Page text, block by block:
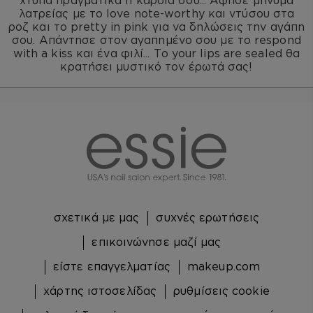
λατρείας με το love note-worthyκαι ντύσου στα
ροζ και το pretty in pink για να δηλώσεις την αγάπη
σου. Απάντησε στον αγαπημένο σου με το respond
with a kiss και ένα φιλί... Το your lips are sealed θα
κρατήσει μυστικό τον έρωτά σας!
σχετικά με μας
συχνές ερωτήσεις
επικοινώνησε μαζί μας
είστε επαγγελματίας
makeup.com
χάρτης ιστοσελίδας
ρυθμίσεις cookie